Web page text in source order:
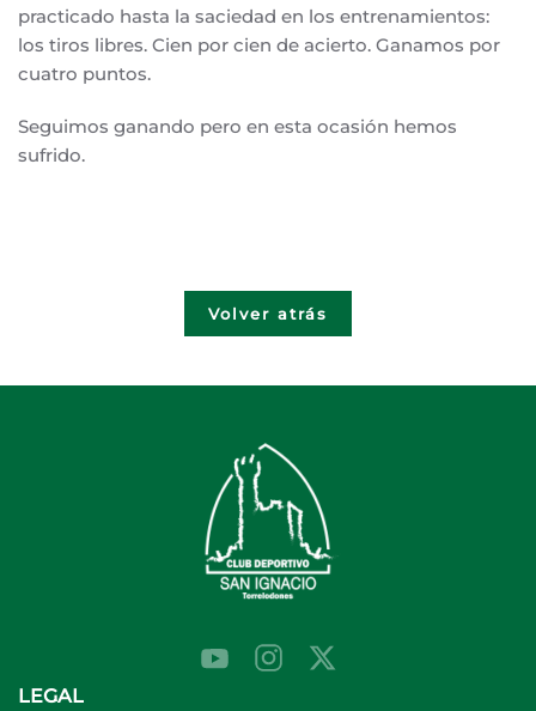
practicado hasta la saciedad en los entrenamientos:
los tiros libres. Cien por cien de acierto. Ganamos por
cuatro puntos.
Seguimos ganando pero en esta ocasión hemos
sufrido.
Volver atrás
LEGAL